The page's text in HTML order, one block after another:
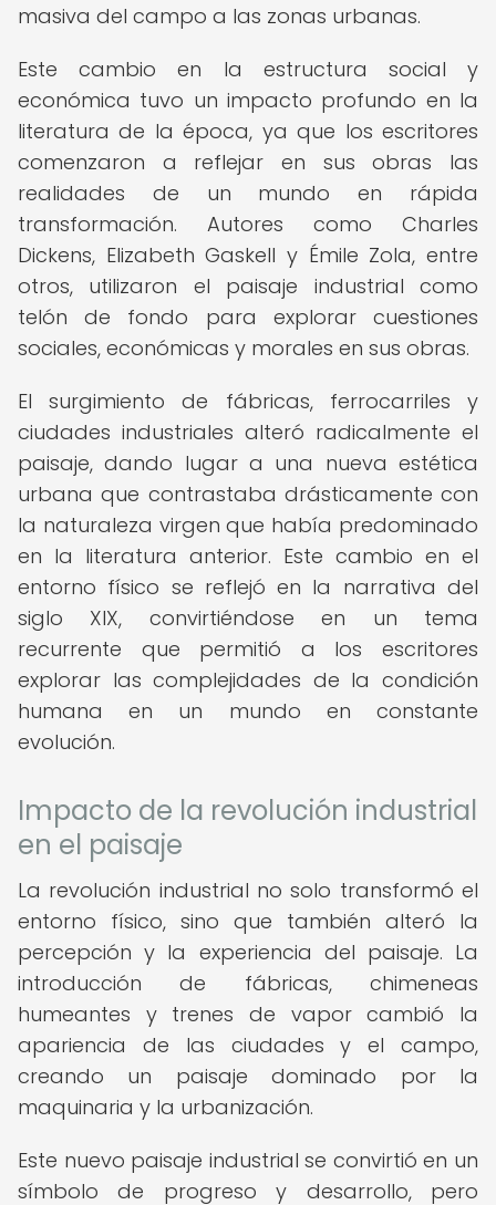
masiva del campo a las zonas urbanas.
Este cambio en la estructura social y
económica tuvo un impacto profundo en la
literatura de la época, ya que los escritores
comenzaron a reflejar en sus obras las
realidades de un mundo en rápida
transformación. Autores como Charles
Dickens, Elizabeth Gaskell y Émile Zola, entre
otros, utilizaron el paisaje industrial como
telón de fondo para explorar cuestiones
sociales, económicas y morales en sus obras.
El surgimiento de fábricas, ferrocarriles y
ciudades industriales alteró radicalmente el
paisaje, dando lugar a una nueva estética
urbana que contrastaba drásticamente con
la naturaleza virgen que había predominado
en la literatura anterior. Este cambio en el
entorno físico se reflejó en la narrativa del
siglo XIX, convirtiéndose en un tema
recurrente que permitió a los escritores
explorar las complejidades de la condición
humana en un mundo en constante
evolución.
Impacto de la revolución industrial
en el paisaje
La revolución industrial no solo transformó el
entorno físico, sino que también alteró la
percepción y la experiencia del paisaje. La
introducción de fábricas, chimeneas
humeantes y trenes de vapor cambió la
apariencia de las ciudades y el campo,
creando un paisaje dominado por la
maquinaria y la urbanización.
Este nuevo paisaje industrial se convirtió en un
símbolo de progreso y desarrollo, pero